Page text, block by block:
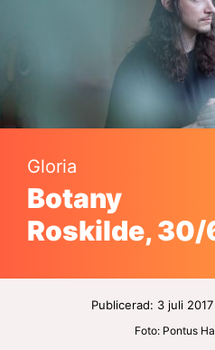
Gloria
Botany
Roskilde, 30/
Publicerad: 3 juli
Foto: Pontus